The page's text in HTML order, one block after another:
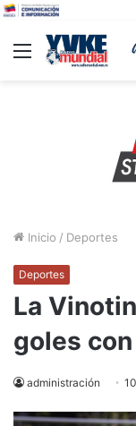
Menu
Inicio / Deportes
Deportes
La
goles
administración